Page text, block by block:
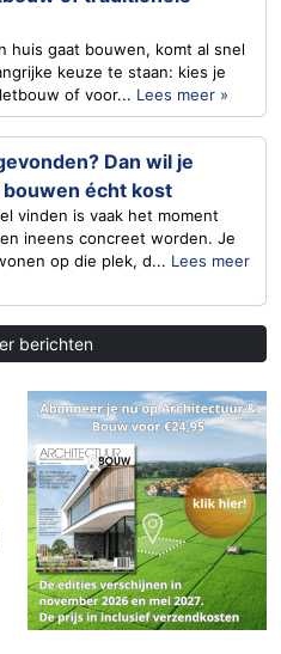
huis gaat bouwen, komt al snel
keuze te staan: kies je
of voor... Lees meer »
Dan wil je
écht kost
vinden is vaak het moment
ineens concreet worden. Je
op die plek, d... Lees meer
berichten